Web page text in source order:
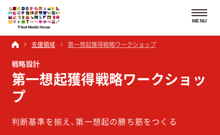
MENU
支援領域 第一想起獲得戦略ワークショップ
戦略設計
第一想起獲得戦略ワークショッ
プ
判断基準を揃え、第一想起の勝ち筋をつくる